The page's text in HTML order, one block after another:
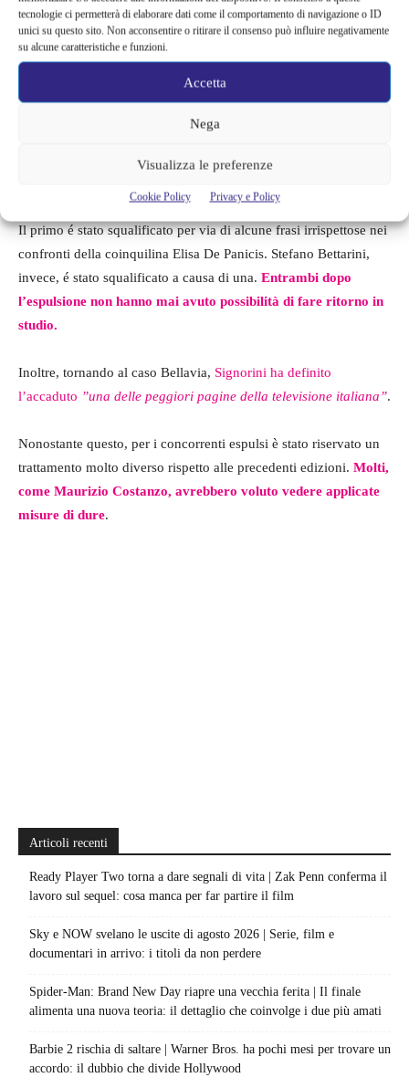
tecnologie ci permetterà di elaborare dati come il comportamento di navigazione o ID
unici su questo sito. Non acconsentire o ritirare il consenso può influire negativamente
su alcune caratteristiche e funzioni.
Accetta
Nega
Visualizza le preferenze
Cookie Policy Privacy e Policy
dando anche un voto per il trattamento riservato ai gieffini, ”rei”
di non aver compreso il disagio di Marco Bellavia.
A quanto
pare, Alfonso Signorini ha pensato di soprassedere. Voto 5”.
accoglierli in studio e tenere per tutte le puntate rimanenti i
concorrenti espulsi sono stati
Salvo Veneziano e Stefano
Il primo é stato squalificato per via di alcune frasi irrispettose nei
confronti della coinquilina Elisa De Panicis. Stefano Bettarini,
invece, é stato squalificato a causa di una. Entrambi dopo
l’espulsione non hanno mai avuto possibilità di fare ritorno in
studio.
Inoltre, tornando al caso Bellavia, Signorini ha definito
l’accaduto ”una delle peggiori pagine della televisione italiana”.
Nonostante questo, per i concorrenti espulsi è stato riservato un
trattamento molto diverso rispetto alle precedenti edizioni. Molti,
come Maurizio Costanzo, avrebbero voluto vedere applicate
misure di dure.
Articoli recenti
Ready Player Two torna a dare segnali di vita | Zak Penn conferma il
lavoro sul sequel: cosa manca per far partire il film
Sky e NOW svelano le uscite di agosto 2026 | Serie, film e
documentari in arrivo: i titoli da non perdere
Spider-Man: Brand New Day riapre una vecchia ferita | Il finale
alimenta una nuova teoria: il dettaglio che coinvolge i due più amati
Barbie 2 rischia di saltare | Warner Bros. ha pochi mesi per trovare un
accordo: il dubbio che divide Hollywood